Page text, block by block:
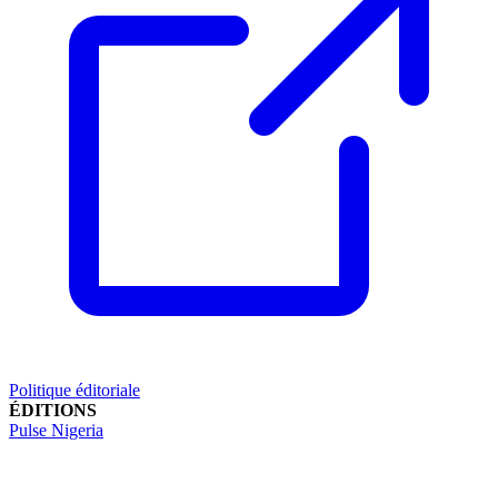
Politique éditoriale
ÉDITIONS
Pulse Nigeria